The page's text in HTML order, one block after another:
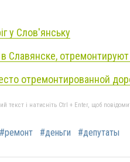
у Слов'янську
Славянске, отремонтируют
отремонтированной
текст і натисніть Ctrl + Enter, щоб
#ремонт #деньги #депутаты